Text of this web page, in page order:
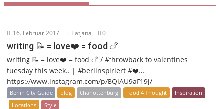
16. Februar 2017 Tatjana 0
writing 📝 = love❤️ = food 🍗
writing 📝 = love❤️ = food 🍗 / #throwback to valentines
tuesday this week.. | #berlinspiriert #❤️…
https://www.instagram.com/p/BQlAU9aF19j/
Berlin City Guide blog Charlottenburg Food 4 Thought
Inspiration
Locations
Style